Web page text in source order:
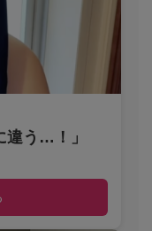
違う…！」